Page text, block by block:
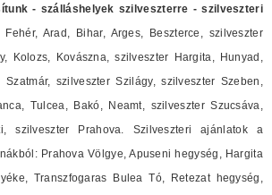
- szálláshelyek szilveszterre - szilveszteri
Fehér, Arad, Bihar, Arges, Beszterce, szilveszter
Kolozs, Kovászna, szilveszter Hargita, Hunyad,
Szatmár, szilveszter Szilágy, szilveszter Szeben,
Tulcea, Bakó, Neamt, szilveszter Szucsáva,
szilveszter Prahova. Szilveszteri ajánlatok a
Prahova Völgye, Apuseni hegység, Hargita
Transzfogaras Bulea Tó, Retezat hegység,